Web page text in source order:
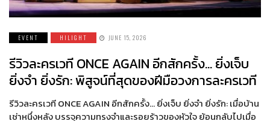
EVENT HILIGHT JUNE 15, 2026
รีวิวละครเวที ONCE AGAIN อีกสักครั้ง… ยิ่งเจ็บ
ยิ่งจำ ยิ่งรัก: พิสูจน์ที่สุดของฝีมือวงการละครเวที
รีวิวละครเวที ONCE AGAIN อีกสักครั้ง… ยิ่งเจ็บ ยิ่งจำ ยิ่งรัก: เมื่อบ้าน
เช่าหนึ่งหลัง บรรจุความทรงจำและรอยร้าวของหัวใจ ย้อนกลับไปเมื่อ